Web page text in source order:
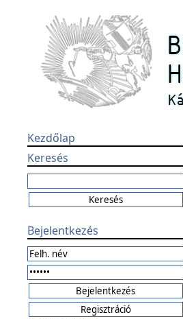
Kezdőlap
Keresés
Bejelentkezés